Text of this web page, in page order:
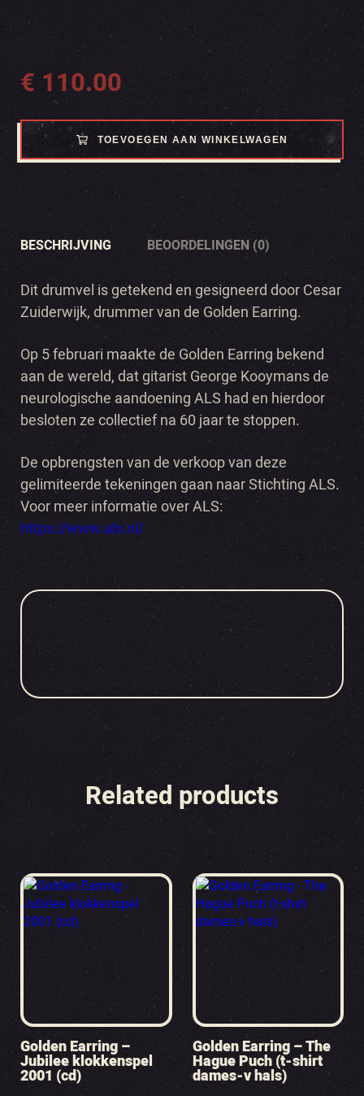
€ 110.00
TOEVOEGEN AAN WINKELWAGEN
BESCHRIJVING BEOORDELINGEN (0)
Dit drumvel is getekend en gesigneerd door Cesar
Zuiderwijk, drummer van de Golden Earring.
Op 5 februari maakte de Golden Earring bekend
aan de wereld, dat gitarist George Kooymans de
neurologische aandoening ALS had en hierdoor
besloten ze collectief na 60 jaar te stoppen.
De opbrengsten van de verkoop van deze
gelimiteerde tekeningen gaan naar Stichting ALS.
Voor meer informatie over ALS:
https://www.als.nl/
Related products
Golden Earring –
Jubilee klokkenspel
2001 (cd)
Golden Earring – The
Hague Puch (t-shirt
dames-v hals)